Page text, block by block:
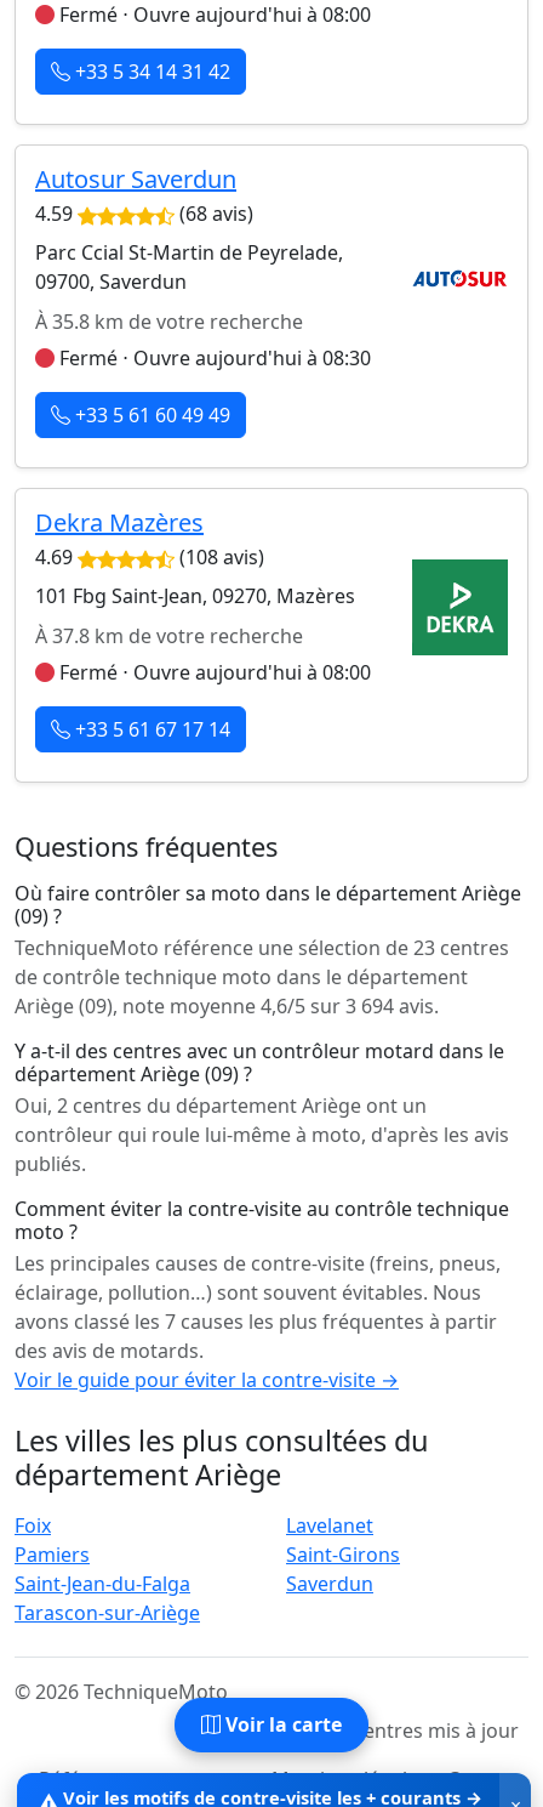
Voir la carte
Fermé ⋅ Ouvre aujourd'hui à 08:00
+33 5 34 14 31 42
Autosur Saverdun
4.59
(68 avis)
Parc Ccial St-Martin de Peyrelade,
09700, Saverdun
À 35.8 km de votre recherche
Fermé ⋅ Ouvre aujourd'hui à 08:30
+33 5 61 60 49 49
Dekra Mazères
4.69
(108 avis)
101 Fbg Saint-Jean, 09270, Mazères
À 37.8 km de votre recherche
Fermé ⋅ Ouvre aujourd'hui à 08:00
+33 5 61 67 17 14
Questions fréquentes
Où faire contrôler sa moto dans le département Ariège
(09) ?
TechniqueMoto référence une sélection de 23 centres
de contrôle technique moto dans le département
Ariège (09), note moyenne 4,6/5 sur 3 694 avis.
Y a-t-il des centres avec un contrôleur motard dans le
département Ariège (09) ?
Oui, 2 centres du département Ariège ont un
contrôleur qui roule lui-même à moto, d'après les avis
publiés.
Comment éviter la contre-visite au contrôle technique
moto ?
Les principales causes de contre-visite (freins, pneus,
éclairage, pollution…) sont souvent évitables. Nous
avons classé les 7 causes les plus fréquentes à partir
des avis de motards.
Voir le guide pour éviter la contre-visite →
Les villes les plus consultées du
département Ariège
Foix
Lavelanet
Pamiers
Saint-Girons
Saint-Jean-du-Falga
Saverdun
Tarascon-sur-Ariège
© 2026 TechniqueMoto
Accueil
Derniers Centres mis à jour
Référencer mon centre
Mentions légales Contact
Voir les motifs de contre-visite les + courants →